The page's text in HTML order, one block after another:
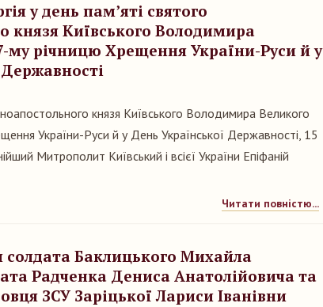
у день пам’яті святого
князя Київського Володимира
му річницю Хрещення України-Руси й у
князя Київського Володимира Великого
України-Руси й у День Української Державності, 15
Митрополит Київський і всієї України Епіфаній
Читати повністю...
солдата Баклицького Михайла
Радченка Дениса Анатолійовича та
ЗСУ Заріцької Лариси Іванівни